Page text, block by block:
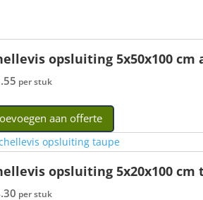
opsluiting 5x50x100
per stuk
aan offerte
opsluiting 5x20x100 cm
per stuk